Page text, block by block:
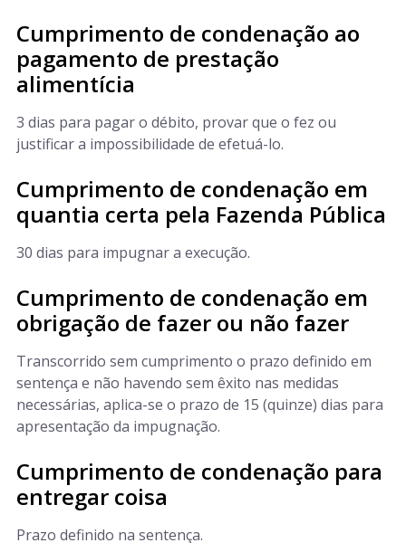
Cumprimento de condenação ao
pagamento de prestação
alimentícia
3 dias para pagar o débito, provar que o fez ou
justificar a impossibilidade de efetuá-lo.
Cumprimento de condenação em
quantia certa pela Fazenda Pública
30 dias para impugnar a execução.
Cumprimento de condenação em
obrigação de fazer ou não fazer
Transcorrido sem cumprimento o prazo definido em
sentença e não havendo sem êxito nas medidas
necessárias, aplica-se o prazo de 15 (quinze) dias para
apresentação da impugnação.
Cumprimento de condenação para
entregar coisa
Prazo definido na sentença.